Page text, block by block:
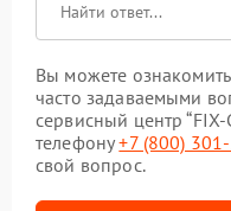
Вы можете
часто задаваемыми
сервисный центр
телефону+7 (800)
свой вопрос.